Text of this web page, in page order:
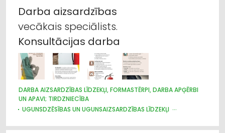
Instrumentu un darbarīku tirdzniecība
Lauksaimniecības tehnikas un traktortehnikas
labošana, remonts
Darba aizsardzības
vecākais speciālists.
Konsultācijas darba
DARBA AIZSARDZĪBAS LĪDZEKĻI, FORMASTĒRPI, DARBA APĢĒRBI
UN APAVI; TIRDZNIECĪBA
UGUNSDZĒSĪBAS UN UGUNSAIZSARDZĪBAS LĪDZEKĻI